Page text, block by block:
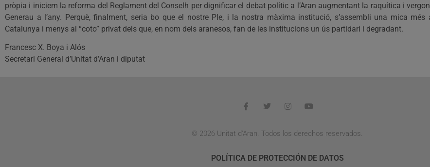
pròpia i iniciem la reforma del Reglament del Conselh per dignificar el debat polític a l’Aran augmentant la raquítica i
Generau a l’any. Perquè, finalment, seria bo que el nostre Ple, i la nostra màxima institució, s’assembli una mica
Catalunya i menys al “coto” privat dels que, en nom dels aranesos, fan de les institucions un ús partidari i degradant.
Francesc X. Boya i Alós
Secretari General d’Unitat d’Aran i diputat
© 2026 Unitat d'Aran. Todos los derechos reservados.
POLÍTICA DE PROTECCIÓN DE DATOS